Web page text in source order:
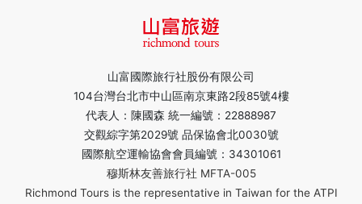
山富國際旅行社股份有限公司
104台灣台北市中山區南京東路2段85號4樓
代表人：陳國森 統一編號：22888987
交觀綜字第2029號 品保協會北0030號
國際航空運輸協會會員編號：34301061
穆斯林友善旅行社 MFTA-005
Richmond Tours is the representative in Taiwan for the ATPI